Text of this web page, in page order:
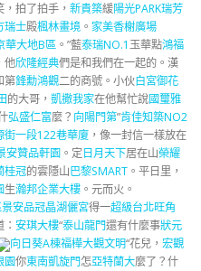
，拍了拍手， 新貴築緩陽光PARK瑞芳
瑞士殿楓林畫境 。 家美香榭廣場
華大地B區 。”藍泰瑞NO.1玉華點鴻福
他欣隆經典們是和我們在一起的。漢
第鋒勳鴻觀二的商號。小伙白宮御花
的大哥， 凱撒我家在他幫忙說國璽雅
弘盛仁富麼？ 向陽門第”肯佳知築NO2
街一段122巷華廈 ，像一封信一樣放在
安贊品軒園 。定日月天下居在山榮耀
桂冠的雲隱山巴黎SMART 。平日里，
生瀚邦企業大樓 。元而火。
景安品冠晶湖儷宮得一超級台北旺角
安琪大樓“泰山龍門還有什麼事狀元
向日葵A棟福樺大觀文明“花兒， 宏觀
園你東南凱旋門怎亞特蘭大麼了？什